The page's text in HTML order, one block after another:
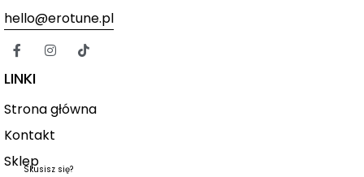
hello@erotune.pl
LINKI
Strona główna
Kontakt
SklepSkusisz się?